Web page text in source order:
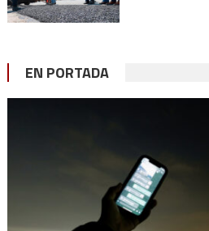
EN PORTADA